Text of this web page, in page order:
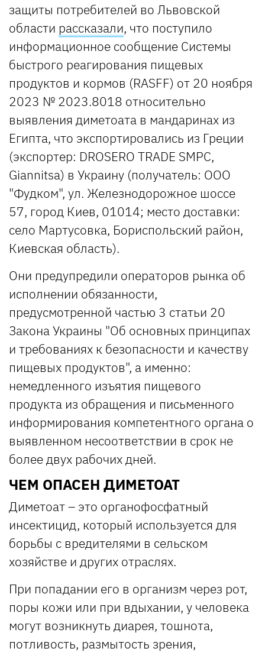
защиты потребителей во Львовской
области рассказали, что поступило
информационное сообщение Системы
быстрого реагирования пищевых
продуктов и кормов (RASFF) от 20 ноября
2023 № 2023.8018 относительно
выявления диметоата в мандаринах из
Египта, что экспортировались из Греции
(экспортер: DROSERO TRADE SMPC,
Giannitsa) в Украину (получатель: ООО
"Фудком", ул. Железнодорожное шоссе
57, город Киев, 01014; место доставки:
село Мартусовка, Бориспольский район,
Киевская область).
Они предупредили операторов рынка об
исполнении обязанности,
предусмотренной частью 3 статьи 20
Закона Украины "Об основных принципах
и требованиях к безопасности и качеству
пищевых продуктов", а именно:
немедленного изъятия пищевого
продукта из обращения и письменного
информирования компетентного органа о
выявленном несоответствии в срок не
более двух рабочих дней.
ЧЕМ ОПАСЕН ДИМЕТОАТ
Диметоат – это органофосфатный
инсектицид, который используется для
борьбы с вредителями в сельском
хозяйстве и других отраслях.
При попадании его в организм через рот,
поры кожи или при вдыхании, у человека
могут возникнуть диарея, тошнота,
потливость, размытость зрения,